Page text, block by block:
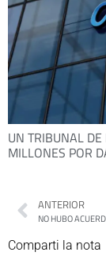
UN TRIBUNAL
MILLONES POR
ANTERIOR
Comparti la nota